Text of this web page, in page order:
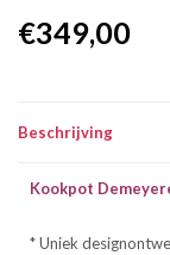
€349,00
Beschrijving
Kookpot
* Uniek